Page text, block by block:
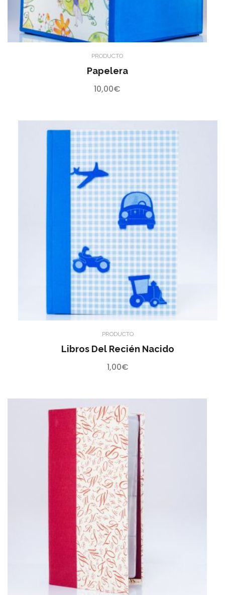
PRODUCTO
Papelera
10,00€
PRODUCTO
Libros Del Recién Nacido
1,00€